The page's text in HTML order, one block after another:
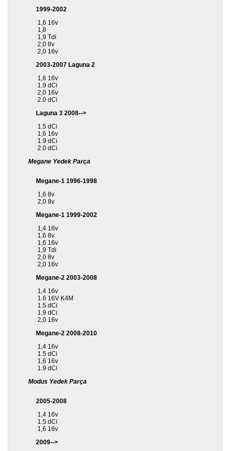
1999-2002
1,6 16v
1,8
1,9 Tdi
2,0 8v
2,0 16v
2003-2007 Laguna 2
1,6 16v
1.9 dCi
2,0 16v
2.0 dCi
Laguna 3 2008-->
1.5 dCi
1,6 16v
1.9 dCi
2.0 dCi
Megane Yedek Parça
Megane-1 1996-1998
1,6 8v
2,0 8v
Megane-1 1999-2002
1,4 16v
1,6 8v
1,6 16v
1,9 Tdi
2,0 8v
2,0 16v
Megane-2 2003-2008
1,4 16v
1.6 16V K4M
1.5 dCi
1.9 dCi
2,0 16v
Megane-2 2008-2010
1,4 16v
1.5 dCi
1,6 16v
1.9 dCi
Modus Yedek Parça
2005-2008
1,4 16v
1.5 dCi
1,6 16v
2009-->